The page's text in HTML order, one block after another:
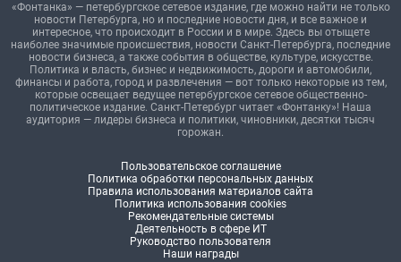
«Фонтанка» — петербургское сетевое издание, где можно найти не только
новости Петербурга, но и последние новости дня, и все важное и
интересное, что происходит в России и в мире. Здесь вы отыщете
наиболее значимые происшествия, новости Санкт-Петербурга, последние
новости бизнеса, а также события в обществе, культуре, искусстве.
Политика и власть, бизнес и недвижимость, дороги и автомобили,
финансы и работа, город и развлечения — вот только некоторые из тем,
которые освещает ведущее петербургское сетевое общественно-
политическое издание. Санкт-Петербург читает «Фонтанку»! Наша
аудитория — лидеры бизнеса и политики, чиновники, десятки тысяч
горожан.
Пользовательское соглашение
Политика обработки персональных данных
Правила использования материалов сайта
Политика использования cookies
Рекомендательные системы
Деятельность в сфере ИТ
Руководство пользователя
Наши награды